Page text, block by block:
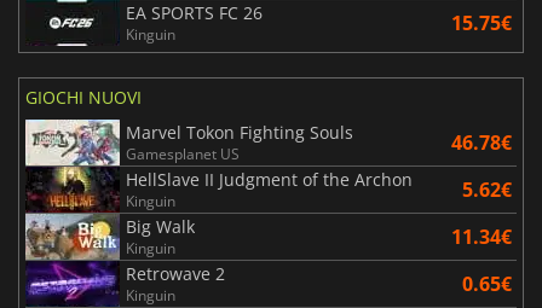
EA SPORTS FC 26
Kinguin 15.75€
GIOCHI NUOVI
Marvel Tokon Fighting Souls
Gamesplanet US 46.78€
HellSlave II Judgment of the Archon
Kinguin 5.62€
Big Walk
Kinguin 11.34€
Retrowave 2
Kinguin 0.65€